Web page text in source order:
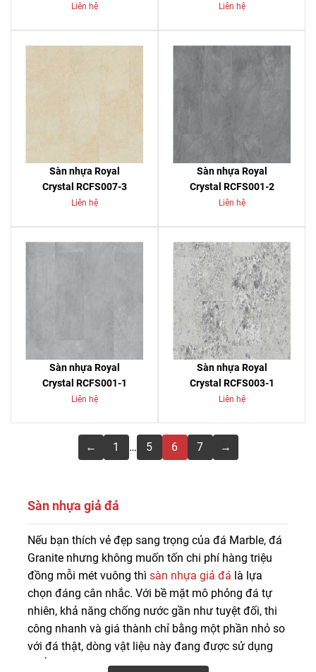
Liên hệ Liên hệ
Sàn nhựa Royal
Crystal RCFS007-3
Liên hệ
Sàn nhựa Royal
Crystal RCFS001-2
Liên hệ
Sàn nhựa Royal
Crystal RCFS001-1
Liên hệ
Sàn nhựa Royal
Crystal RCFS003-1
Liên hệ
← 1 … 5 6 7 →
Sàn nhựa giả đá
Mua sàn nhựa giả đá chất lượng giá tốt, bảo hành dài
lâu tại Sàn Đẹp. Liên hệ 0916.422.522 để được tư vấn,
báo giá sàn nhựa vân đá giá rẻ chi tiết.
Nếu bạn thích vẻ đẹp sang trọng của đá Marble, đá
Granite nhưng không muốn tốn chi phí hàng triệu
đồng mỗi mét vuông thì sàn nhựa giả đá là lựa
chọn đáng cân nhắc. Với bề mặt mô phỏng đá tự
nhiên, khả năng chống nước gần như tuyệt đối, thi
công nhanh và giá thành chỉ bằng một phần nhỏ so
với đá thật, dòng vật liệu này đang được sử dụng
phổ biến cho căn hộ, showroom, văn phòng, cửa